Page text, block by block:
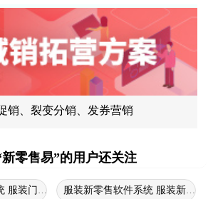
销、裂变分销、发券营销
新零售易”的用户还关注
服装门店进销存软件 服装新零售系统